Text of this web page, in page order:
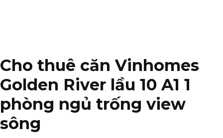
Cho thuê căn Vinhomes
Golden River lầu 10 A1 1
phòng ngủ trống view
sông